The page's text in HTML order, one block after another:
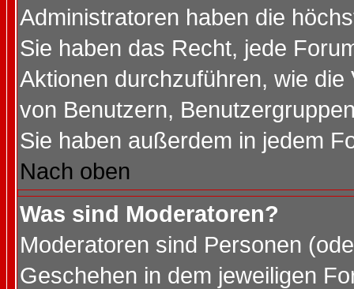
Administratoren haben die
Sie haben das Recht, jede
Aktionen durchzuführen, wie
von Benutzern,
Sie haben außerdem in jedem
Nach oben
Was sind Moderatoren?
Moderatoren sind Personen
Geschehen in dem jeweiligen